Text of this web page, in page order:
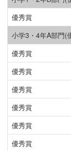
優秀賞
小学3・4年A部門(
優秀賞
優秀賞
優秀賞
優秀賞
優秀賞
優秀賞